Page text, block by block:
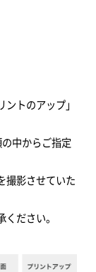
ントのアップ」
中からご指定
撮影させていた
ださい。